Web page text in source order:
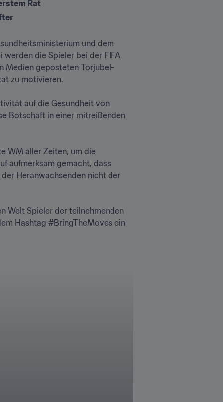
Rat
und dem
die Spieler bei der FIFA
Medien geposteten Torjubel-
zu motivieren.
auf die Gesundheit von
Botschaft in einer mitreißenden
WM aller Zeiten, um die
aufmerksam gemacht, dass
Heranwachsenden nicht der
Welt Spieler der teilnehmenden
Hashtag #BringTheMoves ein